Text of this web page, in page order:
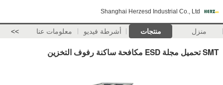
Shanghai Herzesd Industrial Co., Ltd
منزل منتجات أشرطة فيديو معلومات عنا >>
SMT تحميل مجلة ESD مكافحة ساكنة رفوف التخزين